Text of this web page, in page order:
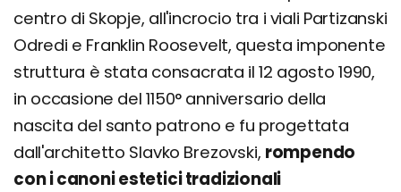
centro di Skopje, all'incrocio tra i viali Partizanski
Odredi e Franklin Roosevelt, questa imponente
struttura è stata consacrata il 12 agosto 1990,
in occasione del 1150° anniversario della
nascita del santo patrono e fu progettata
dall'architetto Slavko Brezovski, rompendo
con i canoni estetici tradizionali